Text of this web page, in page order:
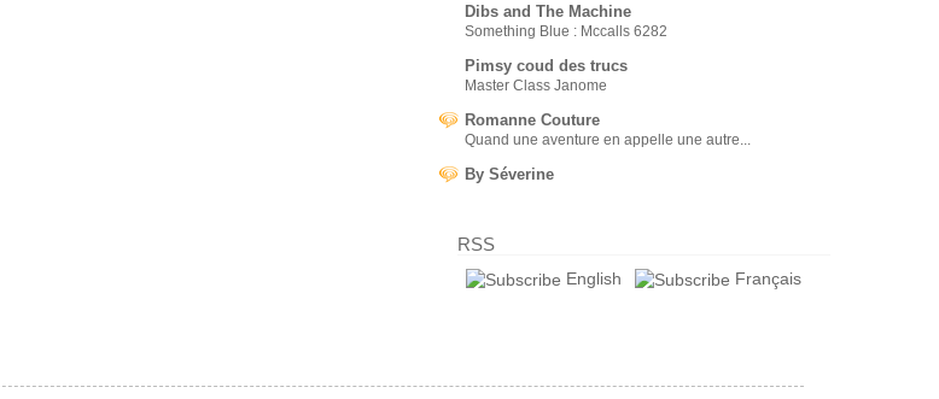
Dibs and The Machine
Something Blue : Mccalls 6282
Pimsy coud des trucs
Master Class Janome
Romanne Couture
Quand une aventure en appelle une autre...
By Séverine
RSS
English Français